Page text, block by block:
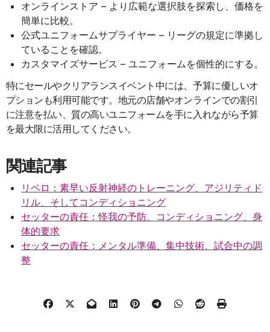
オンラインストア – より広範な選択肢を探索し、価格を
簡単に比較。
公式ユニフォームサプライヤー – リーグの規定に準拠し
ていることを確認。
カスタマイズサービス – ユニフォームを個性的にする。
特にセールやクリアランスイベント中には、予算に優しいオ
プションも利用可能です。地元の店舗やオンラインでの割引
に注意を払い、質の高いユニフォームを手に入れながら予算
を最大限に活用してください。
関連記事
リベロ：素早い反射神経のトレーニング、アジリティド
リル、そしてコンディショニング
セッターの責任：怪我の予防、コンディショニング、身
体的要求
セッターの責任：メンタル準備、集中技術、試合中の調
整